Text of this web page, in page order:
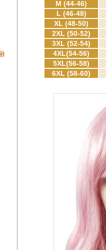
M (44-46)
L (46-48)
XL (48-50)
2XL (50-52)
3XL (52-54)
4XL(54-56)
5XL(56-58)
6XL (58-60)